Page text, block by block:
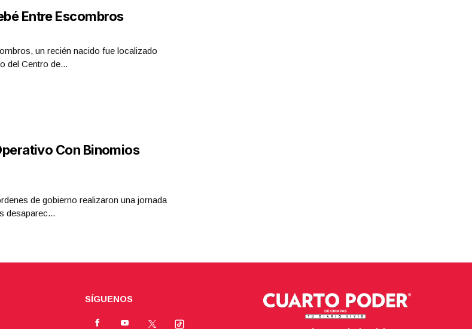
Entre Escombros
un recién nacido fue localizado
del Centro de...
Con Binomios
de gobierno realizaron una jornada
desaparec...
SÍGUENOS